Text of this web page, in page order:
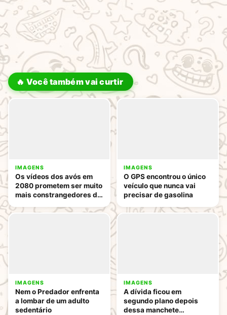
🔥 Você também vai curtir
IMAGENS
Os vídeos dos avós em
2080 prometem ser muito
mais constrangedores do
IMAGENS
O GPS encontrou o único
veículo que nunca vai
precisar de gasolina
IMAGENS
Nem o Predador enfrenta
a lombar de um adulto
sedentário
IMAGENS
A dívida ficou em
segundo plano depois
dessa manchete